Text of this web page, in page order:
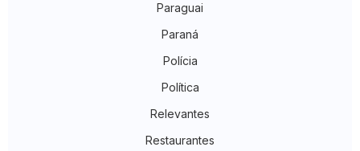
Paraguai
Paraná
Polícia
Política
Relevantes
Restaurantes